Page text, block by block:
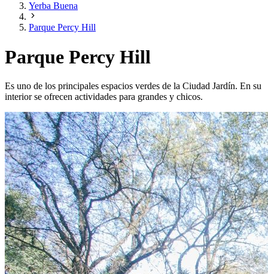
Yerba Buena
Parque Percy Hill
Parque Percy Hill
Es uno de los principales espacios verdes de la Ciudad Jardín. En su
interior se ofrecen actividades para grandes y chicos.